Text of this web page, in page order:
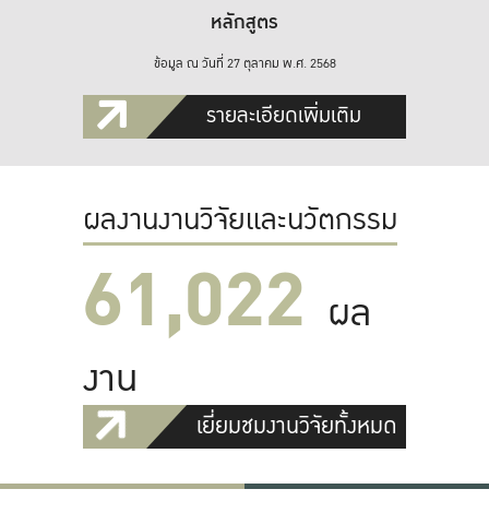
หลักสูตร
ข้อมูล ณ วันที่ 27 ตุลาคม พ.ศ. 2568
รายละเอียดเพิ่มเติม
ผลงานงานวิจัยและนวัตกรรม
61,022 ผล
งาน
เยี่ยมชมงานวิจัยทั้งหมด